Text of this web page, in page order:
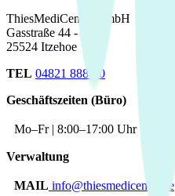
ThiesMediCenter GmbH
Gasstraße 44 - 46
25524 Itzehoe
TEL 04821 8888-0
Geschäftszeiten (Büro)
Mo–Fr | 8:00–17:00 Uhr
Verwaltung
MAIL info@thiesmedicenter.de